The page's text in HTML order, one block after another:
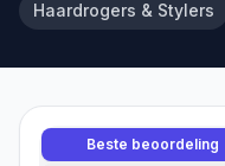
Haardrogers & Stylers
Beste beoordeling